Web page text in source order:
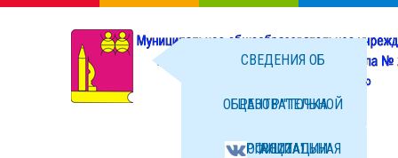
СВЕДЕНИЯ ОБ
ОБРАЗОВАТЕЛЬНОЙ
ОРГАНИЗАЦИИ
ЦЕНТР "ТОЧКА
РОСТА"
ОФИЦИАЛЬНАЯ